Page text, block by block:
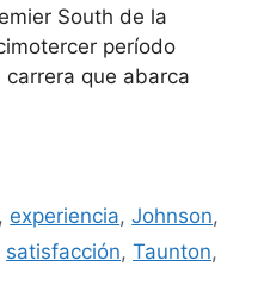
South de la
período
que abarca
, experiencia,Johnson,
satisfacción, Taunton,